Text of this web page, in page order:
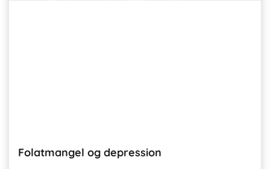
Folatmangel og depression